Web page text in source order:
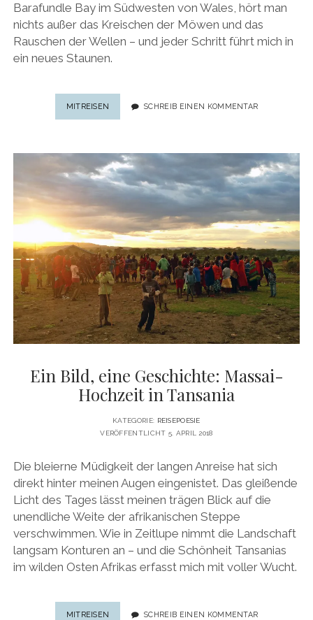
Barafundle Bay im Südwesten von Wales, hört man
nichts außer das Kreischen der Möwen und das
Rauschen der Wellen – und jeder Schritt führt mich in
ein neues Staunen.
MITREISEN
BILD,
BARAFUNDLE
BAY
IN
SCHREIB EINEN KOMMENTAR
Ein Bild, eine Geschichte: Massai-
Hochzeit in Tansania
KATEGORIE: REISEPOESIE
VERÖFFENTLICHT 5. APRIL 2018
Die bleierne Müdigkeit der langen Anreise hat sich
direkt hinter meinen Augen eingenistet. Das gleißende
Licht des Tages lässt meinen trägen Blick auf die
unendliche Weite der afrikanischen Steppe
verschwimmen. Wie in Zeitlupe nimmt die Landschaft
langsam Konturen an – und die Schönheit Tansanias
im wilden Osten Afrikas erfasst mich mit voller Wucht.
MITREISEN SCHREIB EINEN KOMMENTAR